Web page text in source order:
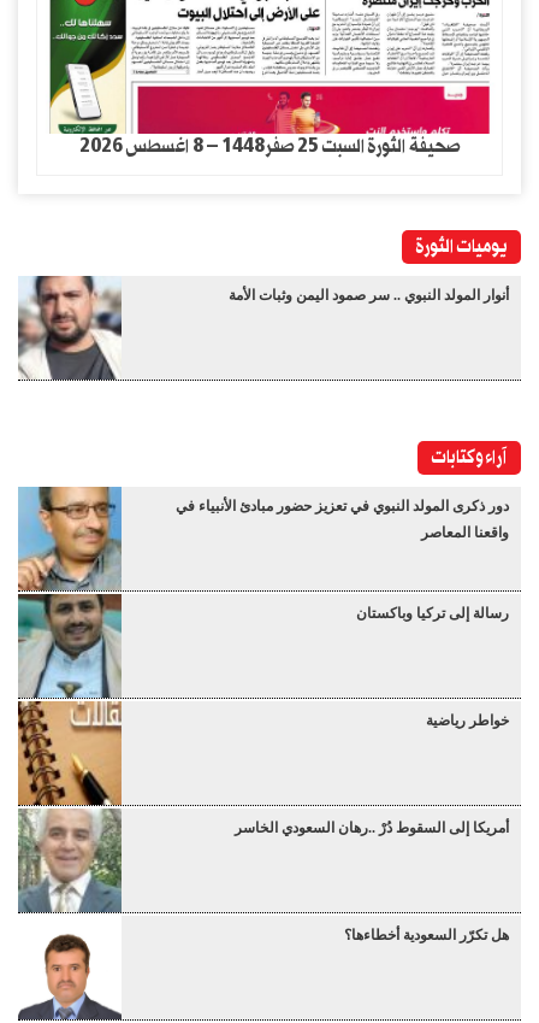
صحيفة الثورة السبت 25 صفر1448 – 8 اغسطس 2026
يوميات الثورة
أنوار المولد النبوي .. سر صمود اليمن وثبات الأمة
آراء وكتابات
دور ذكرى المولد النبوي في تعزيز حضور مبادئ الأنبياء في
واقعنا المعاصر
رسالة إلى تركيا وباكستان
خواطر رياضية
أمريكا إلى السقوط دُرْ ..رهان السعودي الخاسر
هل تكرّر السعودية أخطاءها؟